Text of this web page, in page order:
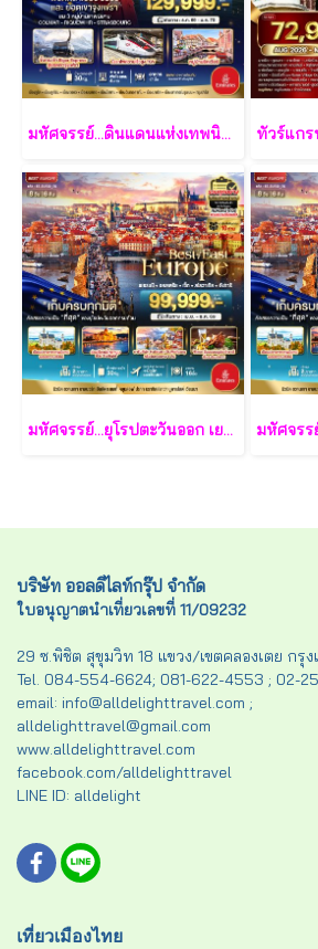
มหัศจรรย์...ดินแดนแห่งเทพนิยาย สวิตเซอร์แลนด์ ฝรั่งเศส 9 วัน 6 คืน - EK
มหัศจรรย์...ยุโรปตะวันออก เยอรมัน ออสเตรีย เช็ค สโลวาเกีย ฮังการี พักหมู่บ้านริมทะเลสาบ 8 วัน 6 คืน - EK
บริษัท ออลดีไลท์กรุ๊ป จำกัด
ใบอนุญาตนำเที่ยวเลขที่ 11/09232
29 ซ.พิชิต สุขุมวิท 18 แขวง/เขตคลองเตย กรุง
Tel. 084-554-6624; 081-622-4553 ; 02-
email: info@alldelighttravel.com ;
alldelighttravel@gmail.com
www.alldelighttravel.com
facebook.com/alldelighttravel
LINE ID: alldelight
เที่ยวเมืองไทย